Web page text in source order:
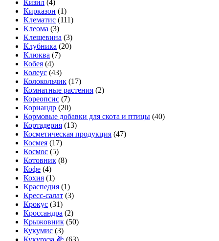
Кизил (4)
Кирказон (1)
Клематис (111)
Клеома (3)
Клещевина (3)
Клубника (20)
Клюква (7)
Кобея (4)
Колеус (43)
Колокольчик (17)
Комнатные растения (2)
Кореопсис (7)
Кориандр (20)
Кормовые добавки для скота и птицы (40)
Кортадерия (13)
Косметическая продукция (47)
Космея (17)
Космос (5)
Котовник (8)
Кофе (4)
Кохия (1)
Краспедия (1)
Кресс-салат (3)
Крокус (31)
Кроссандра (2)
Крыжовник (50)
Кукумис (3)